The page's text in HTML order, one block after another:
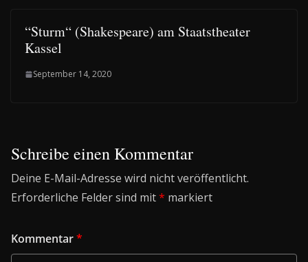
“Sturm“ (Shakespeare) am Staatstheater
Kassel
September 14, 2020
Schreibe einen Kommentar
Deine E-Mail-Adresse wird nicht veröffentlicht.
Erforderliche Felder sind mit* markiert
Kommentar*